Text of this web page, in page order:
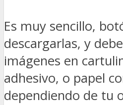
Es muy sencillo,
descargarlas, y
imágenes en
adhesivo, o papel
dependiendo de tu